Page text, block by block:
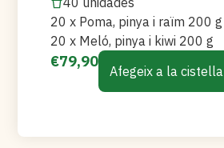
20 x Poma, pinya i raïm 200 g
20 x Meló, pinya i kiwi 200 g
€79,90
Afegeix a la cistella